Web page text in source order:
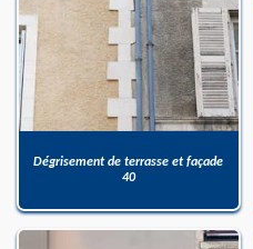
Dégrisement de terrasse et façade
40